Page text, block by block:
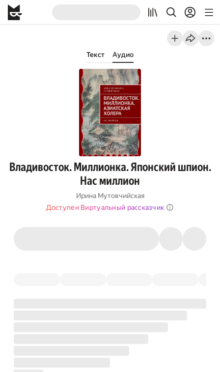
Текст Аудио
Владивосток. Миллионка. Японский шпион.
Нас миллион
Ирина Мутовчийская
Доступен Виртуальный рассказчик